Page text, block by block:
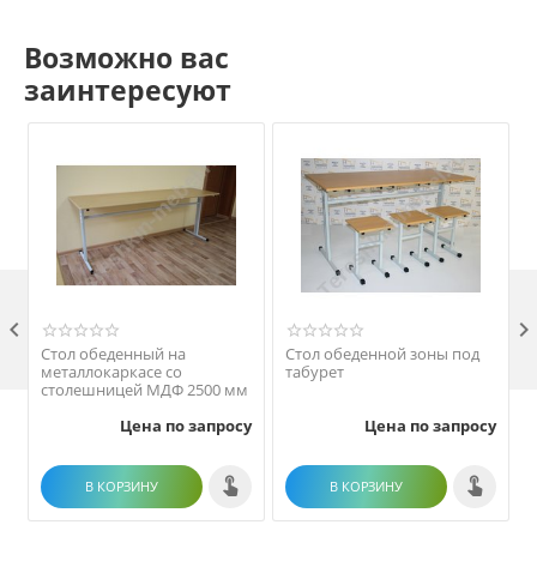
Возможно вас
заинтересуют
Стол обеденный на
металлокаркасе со
столешницей МДФ 2500 мм
Цена по запросу
В КОРЗИНУ
Стол обеденной зоны под
табурет
Цена по запросу
В КОРЗИНУ
 